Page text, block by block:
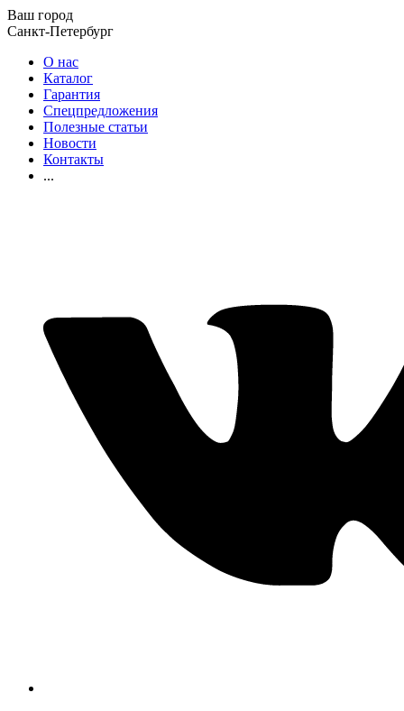
Ваш город
Санкт-Петербург
О нас
Каталог
Гарантия
Спецпредложения
Полезные статьи
Новости
Контакты
...